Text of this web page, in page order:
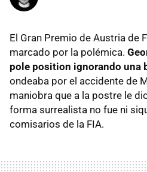
El Gran Premio de Austria de
marcado por la polémica.
pole position ignorando una
ondeaba por el accidente de
maniobra que a la postre le
forma surrealista no fue ni
comisarios de la FIA.